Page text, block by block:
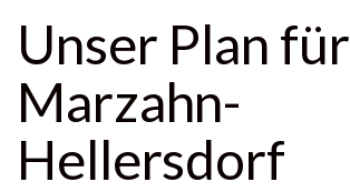
Unser Plan für
Marzahn-
Hellersdorf